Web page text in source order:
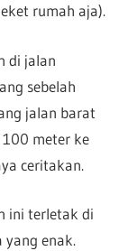
rumah aja).
di jalan
sebelah
jalan barat
meter ke
ceritakan.
ini terletak di
yang enak.